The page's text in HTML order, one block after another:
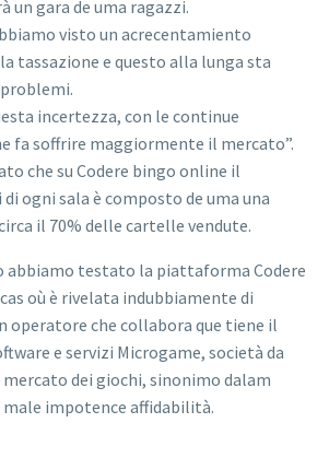
un gara de uma ragazzi.
visto un acrecentamiento
tassazione e questo alla lunga sta
incertezza, con le continue
fa soffrire maggiormente il mercato”.
che su Codere bingo online il
ogni sala è composto de uma una
il 70% delle cartelle vendute.
abbiamo testato la piattaforma Codere
où è rivelata indubbiamente di
operatore che collabora que tiene il
e servizi Microgame, società da
mercato dei giochi, sinonimo dalam
male impotence affidabilità.